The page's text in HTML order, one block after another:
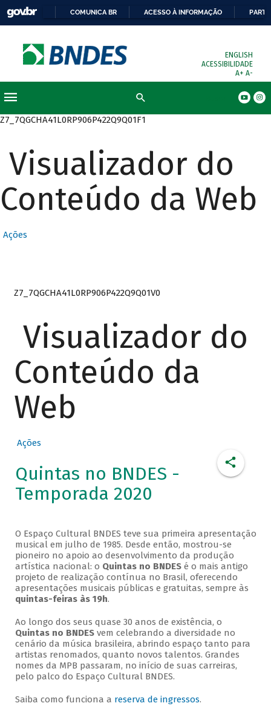
COMUNICA BR ACESSO À INFORMAÇÃO
ENGLISH
ACESSIBILIDADE
A+ A-
Z7_7QGCHA41L0RP906P422Q9Q01F1
Visualizador do
Conteúdo da Web
Ações
Z7_7QGCHA41L0RP906P422Q9Q01V0
Visualizador do
Conteúdo da
Web
Ações
Quintas no BNDES -
Temporada 2020
O Espaço Cultural BNDES teve sua primeira apresentação
musical em julho de 1985. Desde então, mostrou-se
pioneiro no apoio ao desenvolvimento da produção
artística nacional: o Quintas no BNDESé o mais antigo
projeto de realização contínua no Brasil, oferecendo
apresentações musicais públicas e gratuitas, sempre às
quintas-feiras às 19h.
Ao longo dos seus quase 30 anos de existência, o
Quintas no BNDESvem celebrando a diversidade no
cenário da música brasileira, abrindo espaço tanto para
artistas renomados, quanto novos talentos. Grandes
nomes da MPB passaram, no início de suas carreiras,
pelo palco do Espaço Cultural BNDES.
Saiba como funciona a reserva de ingressos.